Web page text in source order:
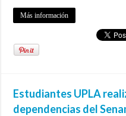
Más información
Estudiantes UPLA
dependencias del